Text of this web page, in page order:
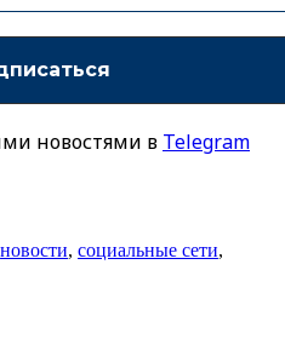
новостями в Telegram
новости, социальные сети,